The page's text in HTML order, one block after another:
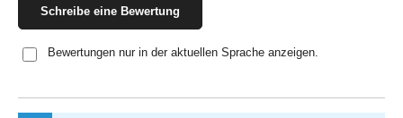
Schreibe eine Bewertung
Bewertungen nur in der aktuellen Sprache anzeigen.